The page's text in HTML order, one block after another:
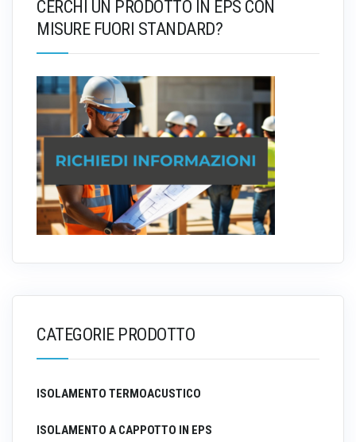
CERCHI UN PRODOTTO IN EPS CON
MISURE FUORI STANDARD?
CATEGORIE PRODOTTO
ISOLAMENTO TERMOACUSTICO
ISOLAMENTO A CAPPOTTO IN EPS